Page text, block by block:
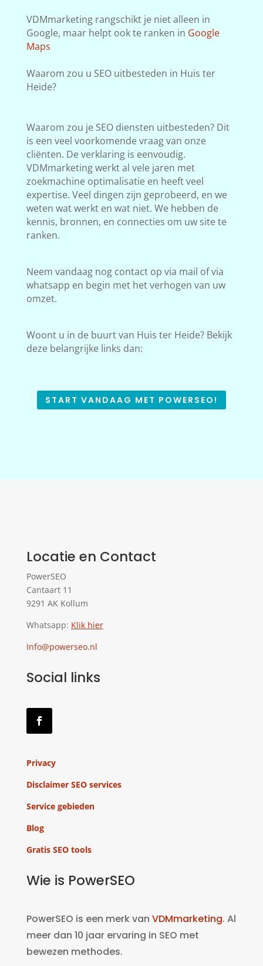
VDMmarketing rangschikt je niet alleen in
Google, maar helpt ook te ranken in Google
Maps
Waarom zou u SEO uitbesteden in Huis ter
Heide?
Waarom zou je SEO diensten uitbesteden? Dit
is een veel voorkomende vraag van onze
cliënten. De verklaring is eenvoudig.
VDMmarketing werkt al vele jaren met
zoekmachine optimalisatie en heeft veel
expertise. Veel dingen zijn geprobeerd, en we
weten wat werkt en wat niet. We hebben de
kennis, bronnen, en connecties om uw site te
ranken.
Neem vandaag nog contact op via mail of via
whatsapp en begin met het verhogen van uw
omzet.
Woont u in de buurt van Huis ter Heide? Bekijk
deze belangrijke links dan:
START VANDAAG MET POWERSEO!
Locatie en Contact
PowerSEO
Cantaart 11
9291 AK Kollum
Whatsapp: Klik hier
Info@powerseo.nl
Social links
Privacy
Disclaimer SEO services
Service gebieden
Blog
Gratis SEO tools
Wie is PowerSEO
PowerSEO is een merk van VDMmarketing. Al
meer dan 10 jaar ervaring in SEO met
bewezen methodes.